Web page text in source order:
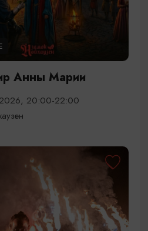
Анны Марии
20:00-22:00